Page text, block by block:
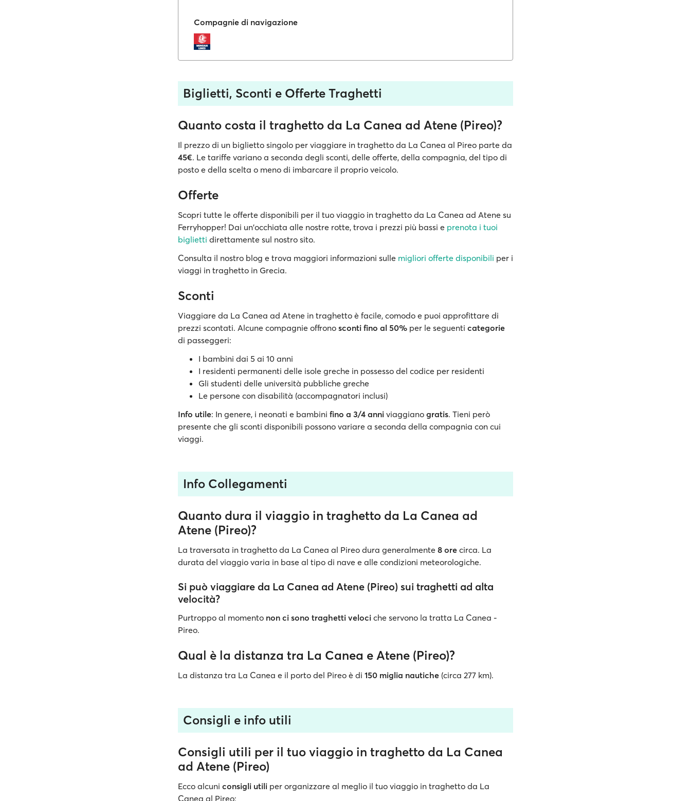
Compagnie di navigazione
Biglietti, Sconti e Offerte Traghetti
Quanto costa il traghetto da La Canea ad Atene (Pireo)?
Il prezzo di un biglietto singolo per viaggiare in traghetto da La Canea al Pireo parte da
45€. Le tariffe variano a seconda degli sconti, delle offerte, della compagnia, del tipo di
posto e della scelta o meno di imbarcare il proprio veicolo.
Offerte
Scopri tutte le offerte disponibili per il tuo viaggio in traghetto da La Canea ad Atene su
Ferryhopper! Dai un'occhiata alle nostre rotte, trova i prezzi più bassi e prenota i tuoi
biglietti direttamente sul nostro sito.
Consulta il nostro blog e trova maggiori informazioni sulle migliori offerte disponibili per i
viaggi in traghetto in Grecia.
Sconti
Viaggiare da La Canea ad Atene in traghetto è facile, comodo e puoi approfittare di
prezzi scontati. Alcune compagnie offrono sconti fino al 50% per le seguenti categorie
di passeggeri:
I bambini dai 5 ai 10 anni
I residenti permanenti delle isole greche in possesso del codice per residenti
Gli studenti delle università pubbliche greche
Le persone con disabilità (accompagnatori inclusi)
Info utile: In genere, i neonati e bambini fino a 3/4 anni viaggiano gratis. Tieni però
presente che gli sconti disponibili possono variare a seconda della compagnia con cui
viaggi.
Info Collegamenti
Quanto dura il viaggio in traghetto da La Canea ad
Atene (Pireo)?
La traversata in traghetto da La Canea al Pireo dura generalmente 8 ore circa. La
durata del viaggio varia in base al tipo di nave e alle condizioni meteorologiche.
Si può viaggiare da La Canea ad Atene (Pireo) sui traghetti ad alta
velocità?
Purtroppo al momento non ci sono traghetti veloci che servono la tratta La Canea -
Pireo.
Qual è la distanza tra La Canea e Atene (Pireo)?
La distanza tra La Canea e il porto del Pireo è di 150 miglia nautiche (circa 277 km).
Consigli e info utili
Consigli utili per il tuo viaggio in traghetto da La Canea
ad Atene (Pireo)
Ecco alcuni consigli utili per organizzare al meglio il tuo viaggio in traghetto da La
Canea al Pireo: